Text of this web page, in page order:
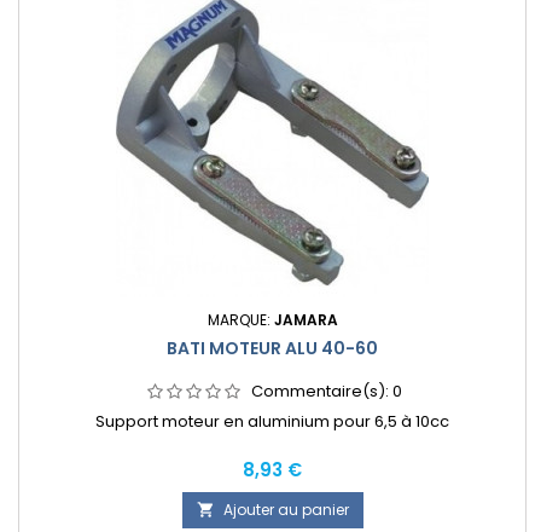
MARQUE: JAMARA
BATI MOTEUR ALU 40-60
Commentaire(s): 0
Support moteur en aluminium pour 6,5 à 10cc
Prix
8,93 €
 Ajouter au panier